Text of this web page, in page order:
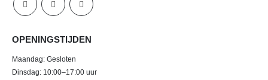
OPENINGSTIJDEN
Maandag: Gesloten
Dinsdag: 10:00–17:00 uur